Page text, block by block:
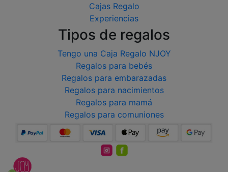
Cajas Regalo
Experiencias
Tipos de regalos
Tengo una Caja Regalo NJOY
Regalos para bebés
Regalos para embarazadas
Regalos para nacimientos
Regalos para mamá
Regalos para comuniones